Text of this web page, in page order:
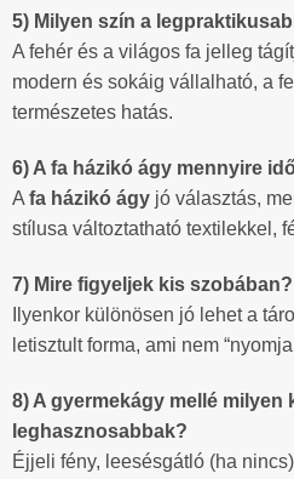
5) Milyen szín a
A fehér és a világos fa jelleg
modern és sokáig vállalható, a
természetes hatás.
6) A fa házikó ágy mennyire
A fa házikó ágy jó választás,
stílusa változtatható textilekkel,
7) Mire figyeljek kis szobában?
Ilyenkor különösen jó lehet a
letisztult forma, ami nem
8) A gyermekágy mellé milyen
leghasznosabbak?
Éjjeli fény, leesésgátló (ha